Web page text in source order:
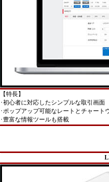
【特長】
･初心者に対応したシンプルな取引画面
･ポップアップ可能なレートとチャート
･豊富な情報ツールも搭載